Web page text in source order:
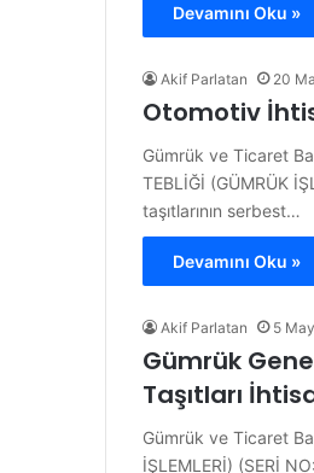
Devamını Oku »
Akif Parlatan 20
Otomotiv
Gümrük ve Ticaret
TEBLİĞİ (GÜMRÜK
taşıtlarının serbest…
Devamını Oku »
Akif Parlatan 5
Gümrük
Taşıtları
Gümrük ve Ticaret
İŞLEMLERİ) (SERİ